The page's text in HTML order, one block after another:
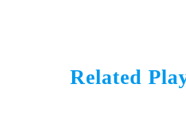
Related